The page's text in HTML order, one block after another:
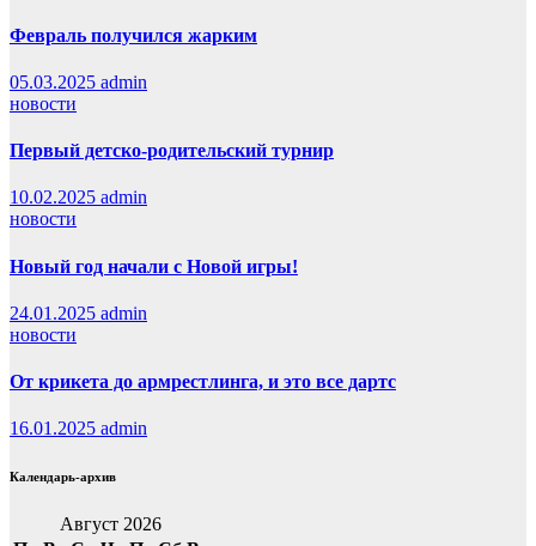
Февраль получился жарким
05.03.2025 admin
новости
Первый детско-родительский турнир
10.02.2025 admin
новости
Новый год начали с Новой игры!
24.01.2025 admin
новости
От крикета до армрестлинга, и это все дартс
16.01.2025 admin
Календарь-архив
Август 2026